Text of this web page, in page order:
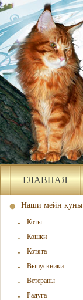
ГЛАВНАЯ
Наши мейн куны
Коты
Кошки
Котята
Выпускники
Ветераны
Радуга